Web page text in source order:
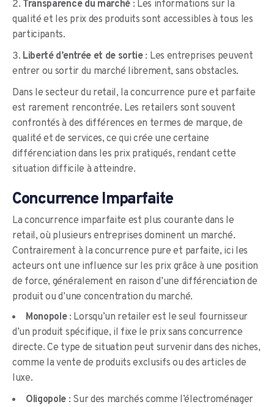
Transparence du marché : Les informations sur la
qualité et les prix des produits sont accessibles à tous les
participants.
Liberté d’entrée et de sortie: Les entreprises peuvent
entrer ou sortir du marché librement, sans obstacles.
Dans le secteur du retail, la concurrence pure et parfaite
est rarement rencontrée. Les retailers sont souvent
confrontés à des différences en termes de marque, de
qualité et de services, ce qui crée une certaine
différenciation dans les prix pratiqués, rendant cette
situation difficile à atteindre.
Concurrence Imparfaite
La concurrence imparfaite est plus courante dans le
retail, où plusieurs entreprises dominent un marché.
Contrairement à la concurrence pure et parfaite, ici les
acteurs ont une influence sur les prix grâce à une position
de force, généralement en raison d’une différenciation de
produit ou d’une concentration du marché.
Monopole: Lorsqu’un retailer est le seul fournisseur
d’un produit spécifique, il fixe le prix sans concurrence
directe. Ce type de situation peut survenir dans des niches,
comme la vente de produits exclusifs ou des articles de
luxe.
Oligopole : Sur des marchés comme l’électroménager